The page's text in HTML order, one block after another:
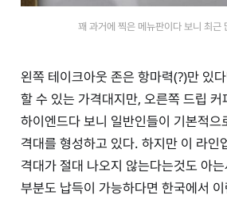
꽤 과거에 찍은 메뉴판이다 보니 최근
왼쪽 테이크아웃 존은 항마력(?)만 있
할 수 있는 가격대지만, 오른쪽 드립
하이엔드다 보니 일반인들이 기본적으
격대를 형성하고 있다. 하지만 이 라인
격대가 절대 나오지 않는다는것도 아
부분도 납득이 가능하다면 한국에서